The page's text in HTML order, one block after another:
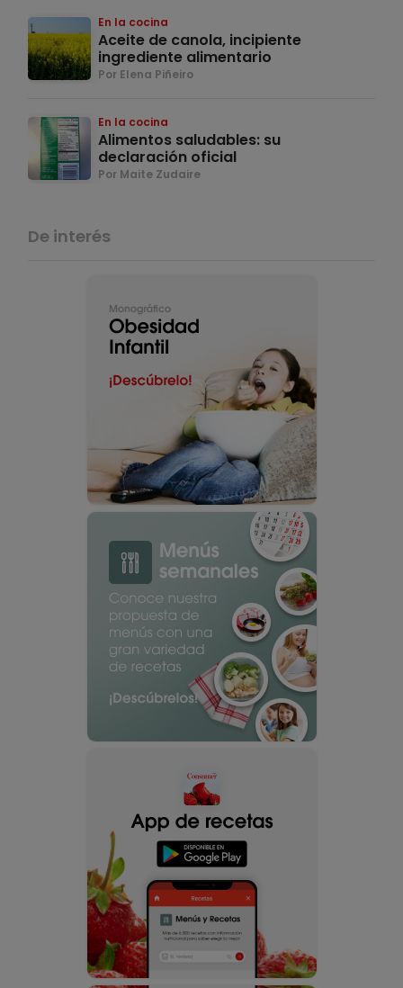
En la cocina
Aceite de canola, incipiente
ingrediente alimentario
Por Elena Piñeiro
En la cocina
Alimentos saludables: su
declaración oficial
Por Maite Zudaire
De interés